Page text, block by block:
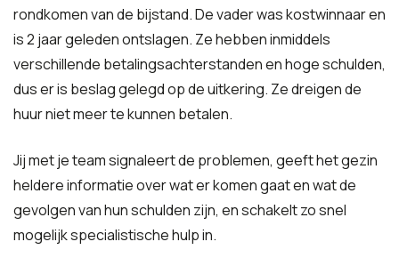
rondkomen van de bijstand. De vader was kostwinnaar en
is 2 jaar geleden ontslagen. Ze hebben inmiddels
verschillende betalingsachterstanden en hoge schulden,
dus er is beslag gelegd op de uitkering. Ze dreigen de
huur niet meer te kunnen betalen.
Jij met je team signaleert de problemen, geeft het gezin
heldere informatie over wat er komen gaat en wat de
gevolgen van hun schulden zijn, en schakelt zo snel
mogelijk specialistische hulp in.